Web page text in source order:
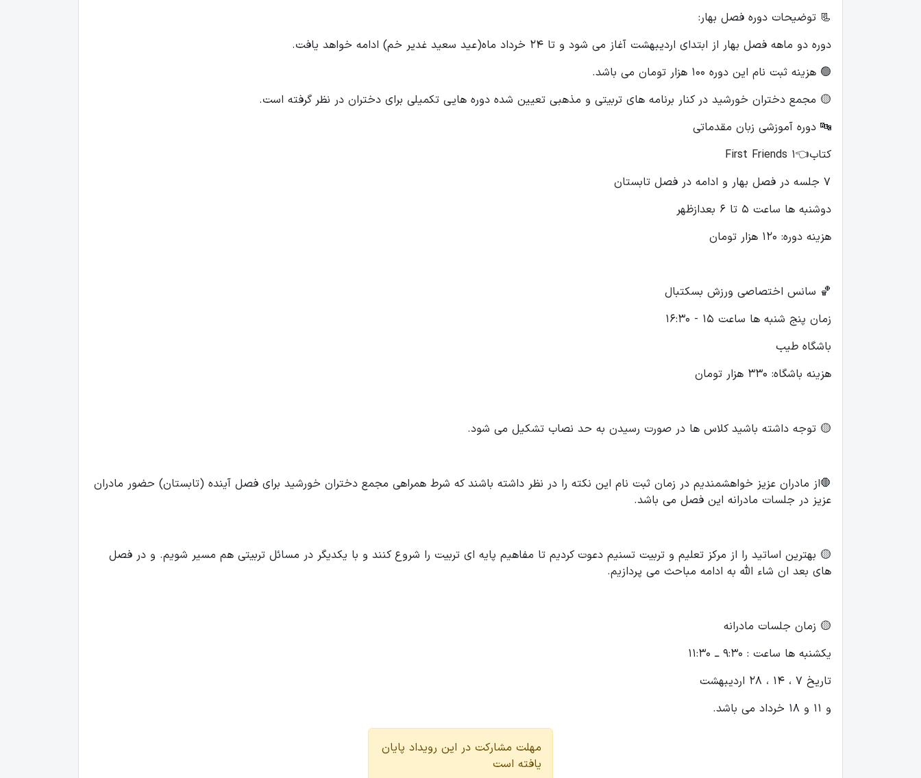
📃 توضیحات دوره فصل بهار:
دوره دو ماهه فصل بهار از ابتدای اردیبهشت آغاز می شود و تا ۲۴ خرداد ماه(عید سعید غدیر خم) ادامه خواهد یافت.
🟢 هزینه ثبت نام این دوره ۱۰۰ هزار تومان می باشد.
🟡 مجمع دختران خورشید در کنار برنامه های تربیتی و مذهبی تعیین شده دوره هایی تکمیلی برای دختران در نظر گرفته است.
🔤 دوره آموزشی زبان مقدماتی
کتاب👈1 First Friends
دوشنبه ها ساعت ۵ تا ۶ بعدازظهر
هزینه دوره: ۱۲۰ هزار تومان
🏀 سانس اختصاصی ورزش بسکتبال
زمان پنج شنبه ها ساعت ۱۵ - ۱۶:۳۰
باشگاه طیب
هزینه باشگاه: ۳۳۰ هزار تومان
🟡 توجه داشته باشید کلاس ها در صورت رسیدن به حد نصاب تشکیل می شود.
🛑از مادران عزیز خواهشمندیم در زمان ثبت نام این نکته را در نظر داشته باشند که شرط همراهی مجمع دختران خورشید برای فصل آینده (تابستان) حضور مادران
عزیز در جلسات مادرانه این فصل می باشد.
🟡 بهترین اساتید را از مرکز تعلیم و تربیت تسنیم دعوت کردیم تا مفاهیم پایه ای تربیت را شروع کنند و با یکدیگر در مسائل تربیتی هم مسیر شویم. و در فصل
های بعد ان شاء الله به ادامه مباحث می پردازیم.
🟡 زمان جلسات مادرانه
یکشنبه ها ساعت : ۹:۳۰ ــ ۱۱:۳۰
تاریخ ۷ ، ۱۴ ، ۲۸ اردیبهشت
و ۱۱ و ۱۸ خرداد می باشد.
مهلت مشارکت در این رویداد پایان
یافته است